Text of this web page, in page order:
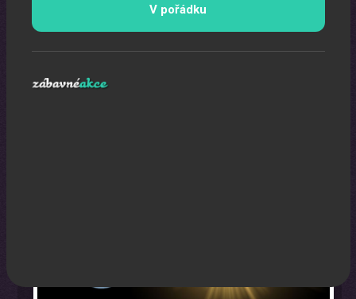
Program na firemní akci a firemní večírek na klíč
V pořádku